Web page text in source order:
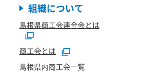
組織について
島根県商工会連合会とは
商工会とは
島根県内商工会一覧